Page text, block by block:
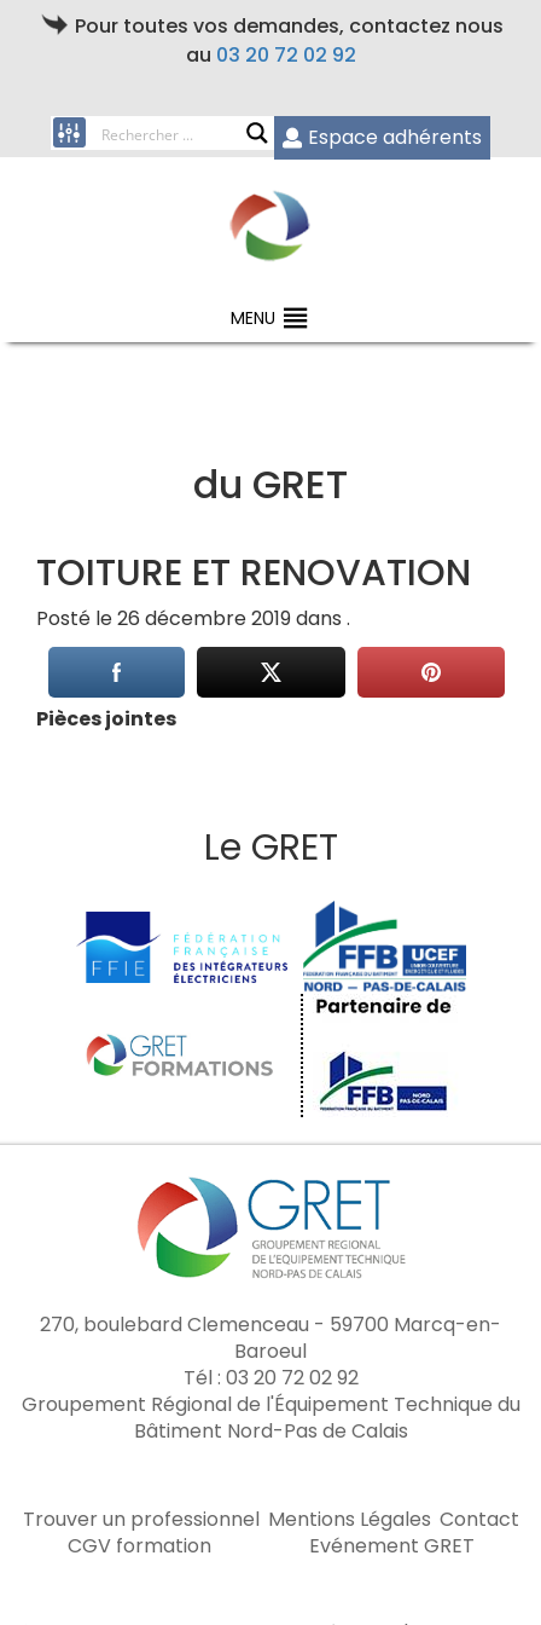
Pour toutes vos demandes, contactez nous
au 03 20 72 02 92
Espace adhérents
MENU
du GRET
TOITURE ET RENOVATION
Posté le 26 décembre 2019 dans .
Pièces jointes
Le GRET
270, boulebard Clemenceau - 59700 Marcq-en-
Baroeul
Tél : 03 20 72 02 92
Groupement Régional de l'Équipement Technique du
Bâtiment Nord-Pas de Calais
Trouver un professionnel Mentions Légales Contact
CGV formation
Evénement GRET